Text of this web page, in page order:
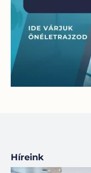
Híreink